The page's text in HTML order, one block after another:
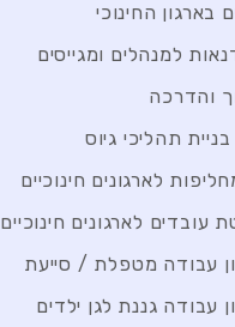
בארגון החינוכי
למנהלים ומגייסים
והדרכה
בניית תהליכי גיוס
לארגונים חינוכיים
עובדים לארגונים חינוכיים
עבודה מטפלת / סייעת
עבודה גננת לגן ילדים